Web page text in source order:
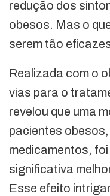
redução dos
obesos. Mas o
serem tão
Realizada com o
vias para o
revelou que uma
pacientes
medicamentos,
significativa
Esse efeito